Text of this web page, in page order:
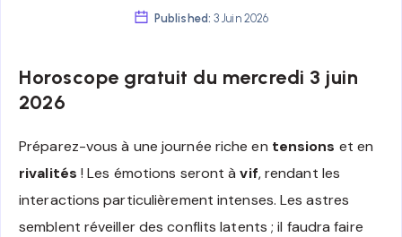
Published: 3 Juin 2026
Horoscope gratuit du mercredi 3 juin
2026
Préparez-vous à une journée riche en tensions et en
rivalités ! Les émotions seront àvif, rendant les
interactions particulièrement intenses. Les astres
semblent réveiller des conflits latents ; il faudra faire